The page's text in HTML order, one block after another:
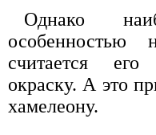
Однако
особенностью
считается его
окраску. А это
хамелеону.